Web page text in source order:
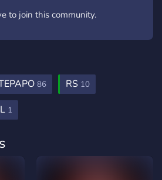
to join this community.
86 RS 10
1